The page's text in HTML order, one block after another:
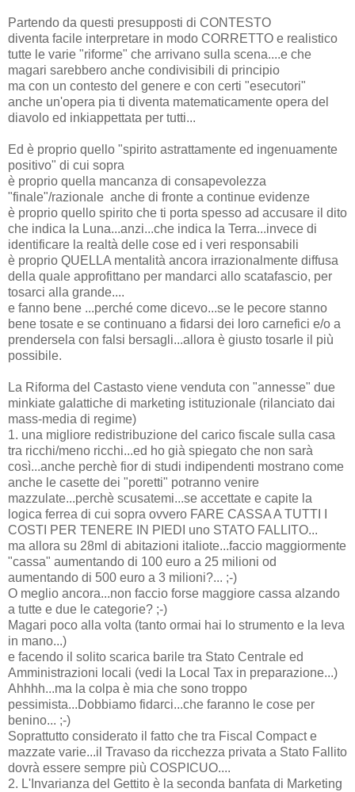
Partendo da questi presupposti di CONTESTO
diventa facile interpretare in modo CORRETTO e realistico
tutte le varie "riforme" che arrivano sulla scena....e che
magari sarebbero anche condivisibili di principio
ma con un contesto del genere e con certi "esecutori"
anche un'opera pia ti diventa matematicamente opera del
diavolo ed inkiappettata per tutti...
Ed è proprio quello "spirito astrattamente ed ingenuamente
positivo" di cui sopra
è proprio quella mancanza di consapevolezza
"finale"/razionale anche di fronte a continue evidenze
è proprio quello spirito che ti porta spesso ad accusare il dito
che indica la Luna...anzi...che indica la Terra...invece di
identificare la realtà delle cose ed i veri responsabili
è proprio QUELLA mentalità ancora irrazionalmente diffusa
della quale approfittano per mandarci allo scatafascio, per
tosarci alla grande....
e fanno bene ...perché come dicevo...se le pecore stanno
bene tosate e se continuano a fidarsi dei loro carnefici e/o a
prendersela con falsi bersagli...allora è giusto tosarle il più
possibile.
La Riforma del Castasto viene venduta con "annesse" due
minkiate galattiche di marketing istituzionale (rilanciato dai
mass-media di regime)
1. una migliore redistribuzione del carico fiscale sulla casa
tra ricchi/meno ricchi...ed ho già spiegato che non sarà
così...anche perchè fior di studi indipendenti mostrano come
anche le casette dei "poretti" potranno venire
mazzulate...perchè scusatemi...se accettate e capite la
logica ferrea di cui sopra ovvero FARE CASSA A TUTTI I
COSTI PER TENERE IN PIEDI uno STATO FALLITO...
ma allora su 28ml di abitazioni italiote...faccio maggiormente
"cassa" aumentando di 100 euro a 25 milioni od
aumentando di 500 euro a 3 milioni?... ;-)
O meglio ancora...non faccio forse maggiore cassa alzando
a tutte e due le categorie? ;-)
Magari poco alla volta (tanto ormai hai lo strumento e la leva
in mano...)
e facendo il solito scarica barile tra Stato Centrale ed
Amministrazioni locali (vedi la Local Tax in preparazione...)
Ahhhh...ma la colpa è mia che sono troppo
pessimista...Dobbiamo fidarci...che faranno le cose per
benino... ;-)
Soprattutto considerato il fatto che tra Fiscal Compact e
mazzate varie...il Travaso da ricchezza privata a Stato Fallito
dovrà essere sempre più COSPICUO....
2. L'Invarianza del Gettito è la seconda banfata di Marketing